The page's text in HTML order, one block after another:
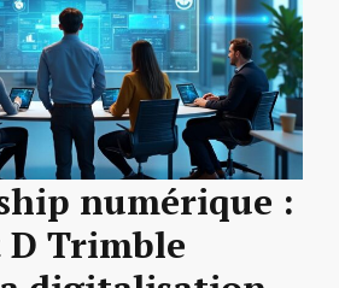
numérique :
Trimble